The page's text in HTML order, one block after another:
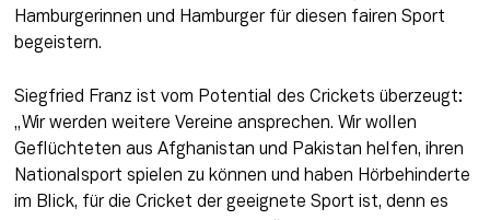
Hamburgerinnen und Hamburger für diesen fairen Sport
begeistern.
Siegfried Franz ist vom Potential des Crickets überzeugt:
„Wir werden weitere Vereine ansprechen. Wir wollen
Geflüchteten aus Afghanistan und Pakistan helfen, ihren
Nationalsport spielen zu können und haben Hörbehinderte
im Blick, für die Cricket der geeignete Sport ist, denn es